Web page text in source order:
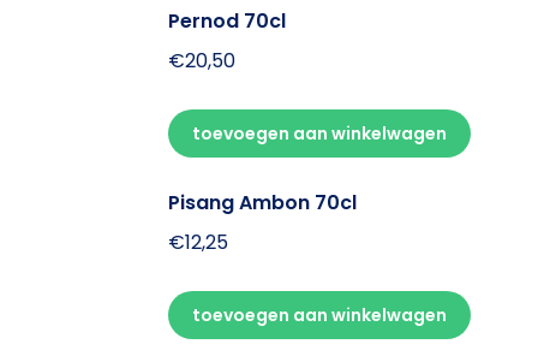
Pernod 70cl
€20,50
toevoegen aan winkelwagen
Pisang Ambon 70cl
€12,25
toevoegen aan winkelwagen